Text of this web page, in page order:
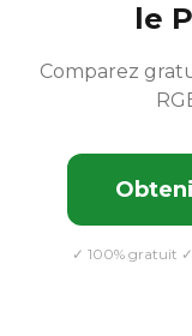
le
Comparez
✓ 100% gratuit